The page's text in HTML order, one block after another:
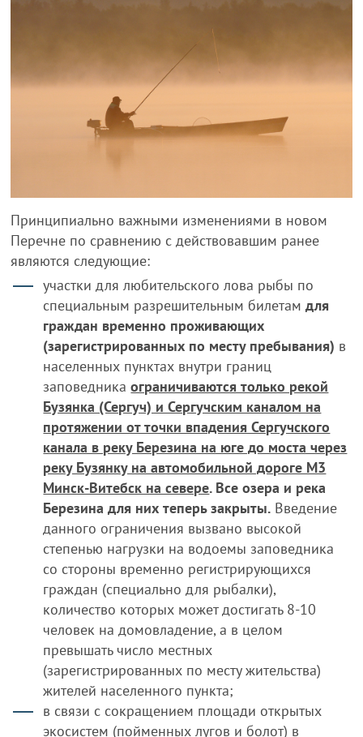
Принципиально важными изменениями в новом
Перечне по сравнению с действовавшим ранее
являются следующие:
участки для любительского лова рыбы по
специальным разрешительным билетамдля
граждан временно проживающих
(зарегистрированных по месту пребывания) в
населенных пунктах внутри границ
заповедникаограничиваются только рекой
Бузянка (Сергуч) и Сергучским каналом на
протяжении от точки впадения Сергучского
канала в реку Березина на юге до моста через
реку Бузянку на автомобильной дороге М3
Минск-Витебск на севере. Все озера и река
Березина для них теперь закрыты. Введение
данного ограничения вызвано высокой
степенью нагрузки на водоемы заповедника
со стороны временно регистрирующихся
граждан (специально для рыбалки),
количество которых может достигать 8-10
человек на домовладение, а в целом
превышать число местных
(зарегистрированных по месту жительства)
жителей населенного пункта;
в связи с сокращением площади открытых
экосистем (пойменных лугов и болот) в